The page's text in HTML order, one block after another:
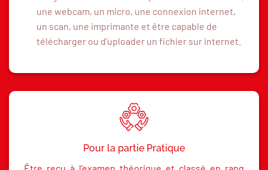
une webcam, un micro, une connexion internet,
un scan, une imprimante et être capable de
télécharger ou d’uploader un fichier sur internet.
Pour la partie Pratique